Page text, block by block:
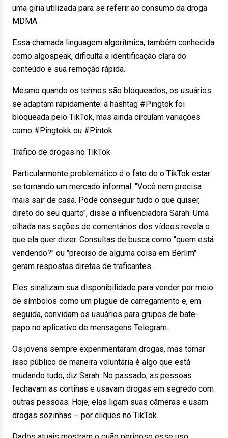
uma gíria utilizada para se referir ao consumo da droga
MDMA
Essa chamada linguagem algorítmica, também conhecida
como algospeak, dificulta a identificação clara do
conteúdo e sua remoção rápida.
Mesmo quando os termos são bloqueados, os usuários
se adaptam rapidamente: a hashtag #Pingtok foi
bloqueada pelo TikTok, mas ainda circulam variações
como #Pingtokk ou #Pintok.
Tráfico de drogas no TikTok
Particularmente problemático é o fato de o TikTok estar
se tornando um mercado informal. "Você nem precisa
mais sair de casa. Pode conseguir tudo o que quiser,
direto do seu quarto", disse a influenciadora Sarah. Uma
olhada nas seções de comentários dos vídeos revela o
que ela quer dizer. Consultas de busca como "quem está
vendendo?" ou "preciso de alguma coisa em Berlim"
geram respostas diretas de traficantes.
Eles sinalizam sua disponibilidade para vender por meio
de símbolos como um plugue de carregamento e, em
seguida, convidam os usuários para grupos de bate-
papo no aplicativo de mensagens Telegram.
Os jovens sempre experimentaram drogas, mas tornar
isso público de maneira voluntária é algo que está
mudando tudo, diz Sarah. No passado, as pessoas
fechavam as cortinas e usavam drogas em segredo com
outras pessoas. Hoje, elas ligam suas câmeras e usam
drogas sozinhas – por cliques no TikTok.